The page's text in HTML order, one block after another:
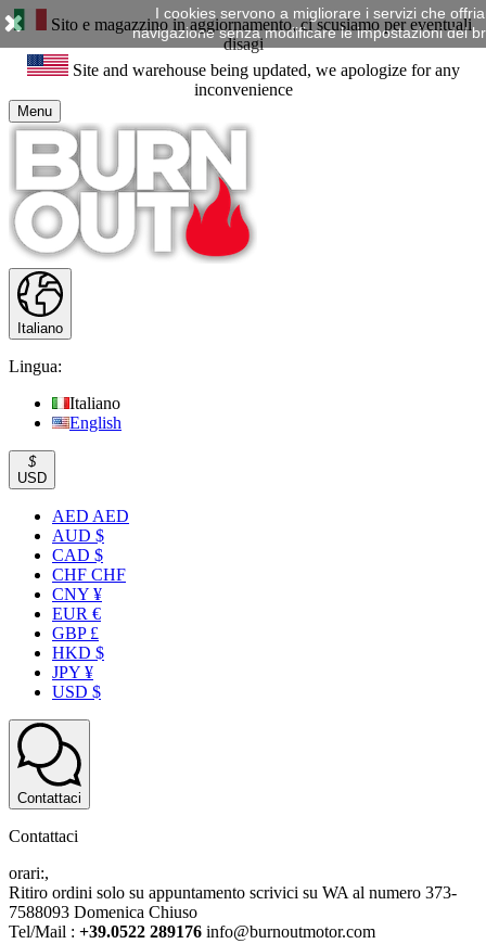
Sito e magazzino in aggiornamento, ci scusiamo per eventuali
disagi
Site and warehouse being updated, we apologize for any
inconvenience
Menu
Italiano
Lingua:
Italiano
English
$
USD
AED AED
AUD $
CAD $
CHF CHF
CNY ¥
EUR €
GBP £
HKD $
JPY ¥
USD $
Contattaci
Contattaci
orari:,
Ritiro ordini solo su appuntamento scrivici su WA al numero 373-
7588093 Domenica Chiuso
Tel/Mail : +39.0522 289176 info@burnoutmotor.com
I cookies servono a migliorare i servizi che
navigazione senza modificare le impostazioni del